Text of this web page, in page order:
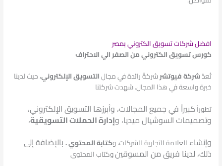
افضل شركات تسويق الكتروني بمصر
كورس تسويق الكتروني من الصفر الي الاحتراف
تُعدّشركة فيوتشرشركةً رائدة في مجالالتسويق الإلكتروني، حيث لدينا
خبرة واسعة في هذا المجال. شهدت شركتنا
تطوراًكبيراً في جميع المجالات، وأبرزها التسويق الإلكتروني،
وتصميمات السوشيال ميديا، وإدارة الحملات التسويقية،
وإنشاءالعلامة التجارية للشركات، وكتابة المحتوي .بالإضافة إلى
ذلك، لدينا فريق من المسوقينوكتاب المحتوى